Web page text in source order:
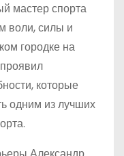
мастер спорта
воли, силы и
городке на
которые
одним из лучших